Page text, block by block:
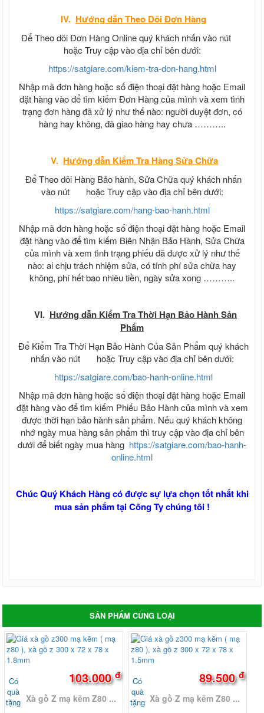
IV. Hướng dẫn Theo Dõi Đơn Hàng
Để Theo dõi Đơn Hàng Online quý khách nhấn vào nút
hoặc Truy cập vào địa chỉ bên dưới:
https://satgiare.com/kiem-tra-don-hang.html
Nhập mã đơn hàng hoặc số điện thoại đặt hàng hoặc Email
đặt hàng vào để tìm kiếm Đơn Hàng của mình và xem tình
trạng đơn hàng đã xử lý như thế nào: người duyệt đơn, có
hàng hay không, đã giao hàng hay chưa ………..
V. Hướng dẫn Kiểm Tra Hàng Sửa Chữa
Để Theo dõi Hàng Bảo hành, Sửa Chữa quý khách nhấn
vào nút
hoặc Truy cập vào địa chỉ bên dưới:
https://satgiare.com/hang-bao-hanh.html
Nhập mã đơn hàng hoặc số điện thoại đặt hàng hoặc Email
đặt hàng vào để tìm kiếm Biên Nhận Bảo Hành, Sửa Chữa
của mình và xem tình trạng phiếu đã được xử lý như thế
nào: ai chịu trách nhiệm sửa, có tính phí sửa chữa hay
không, phí hết bao nhiêu tiền, ngày sửa xong ………..
VI. Hướng dẫn Kiểm Tra Thời Hạn Bảo Hành Sản
Phẩm
Để Kiểm Tra Thời Hạn Bảo Hành Của Sản Phẩm quý khách
nhấn vào nút
hoặc Truy cập vào địa chỉ bên dưới:
https://satgiare.com/bao-hanh-online.html
Nhập mã đơn hàng hoặc số điện thoại đặt hàng hoặc Email
đặt hàng vào để tìm kiếm Phiếu Bảo Hành của mình và xem
được thời hạn bảo hành sản phẩm. Nếu quý khách không
nhớ ngày mua hàng sản phẩm thì truy cập vào địa chỉ bên
dưới để biết ngày mua hàng https://satgiare.com/bao-hanh-
online.html
Chúc Quý Khách Hàng có được sự lựa chọn tốt nhất khi
mua sản phẩm tại Công Ty chúng tôi !
SẢN PHẨM CÙNG LOẠI
Có
quà
tặng
103.000đ
Xà gồ Z mạ kẽm Z80 ...
Có
quà
tặng
89.500đ
Xà gồ Z mạ kẽm Z80 ...